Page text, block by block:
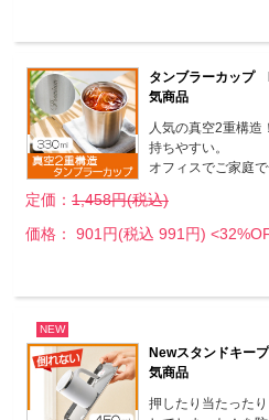
タンブラーカッ
気商品
人気の真空2重構造
持ちやすい。
オフィスでご家庭
定価： 1,458円(税込)
価格： 901円(税込 991円)
NEW
Newスタンドキー
気商品
押したり当たった